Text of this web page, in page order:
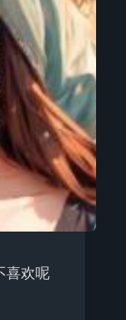
喜欢呢